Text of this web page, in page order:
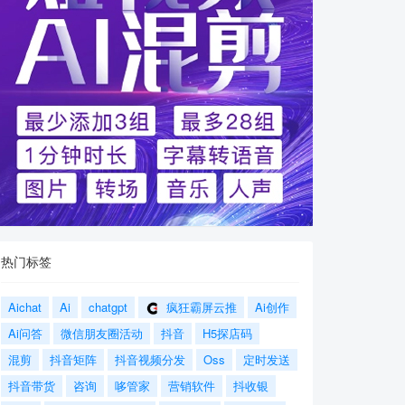
热门标签
Aichat Ai chatgpt 疯狂霸屏云推
Ai创作
Ai问答
微信朋友圈活动 抖音
H5探店码
混剪
抖音矩阵 抖音视频分发 Oss
定时发送
抖音带货
咨询 哆管家 营销软件
抖收银